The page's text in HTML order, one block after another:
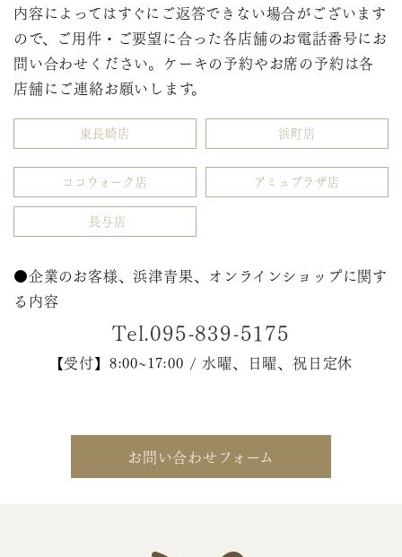
内容によってはすぐにご返答できない場合がございます
ので、ご用件・ご要望に合った各店舗のお電話番号にお
問い合わせください。ケーキの予約やお席の予約は各
店舗にご連絡お願いします。
東長崎店 浜町店
ココウォーク店 アミュプラザ店
長与店
●企業のお客様、浜津青果、オンラインショップに関す
る内容
Tel.095-839-5175
【受付】8:00~17:00 / 水曜、日曜、祝日定休
お問い合わせフォーム